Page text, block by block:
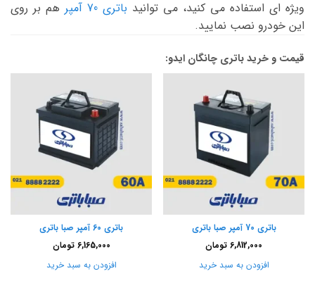
ویژه ای استفاده می کنید، می توانید باتری 70 آمپر
هم بر روی
این خودرو نصب نمایید.
قیمت و خرید باتری چانگان ایدو:
باتری 70 آمپر صبا باتری
6,812,000 تومان
افزودن به سبد خرید
باتری 60 آمپر صبا باتری
6,165,000 تومان
افزودن به سبد خرید